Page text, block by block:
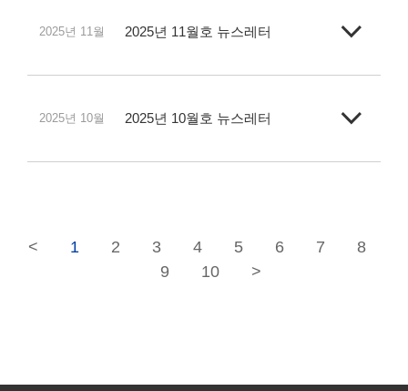
2025년 11월 2025년 11월호 뉴스레터
2025년 10월 2025년 10월호 뉴스레터
< 1 2 3 4 5 6 7
8
9
10 >